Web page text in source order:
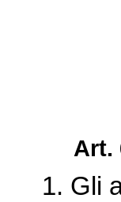
Art.
1. Gli